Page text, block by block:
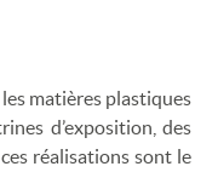
matières plastiques
d’exposition, des
réalisations sont le